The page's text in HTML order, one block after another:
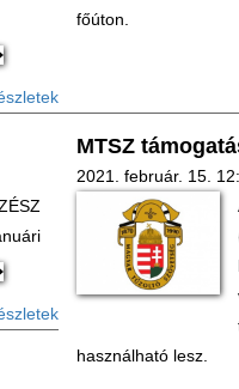
főúton.
MTSZ
2021. február. 15.
használható lesz.